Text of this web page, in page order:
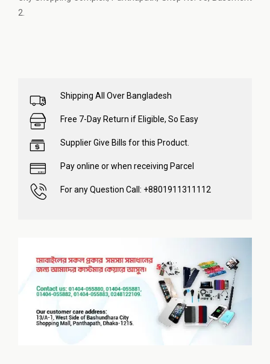
2.
Shipping All Over Bangladesh
Free 7-Day Return if Eligible, So Easy
Supplier Give Bills for this Product.
Pay online or when receiving Parcel
For any Question Call: +8801911311112